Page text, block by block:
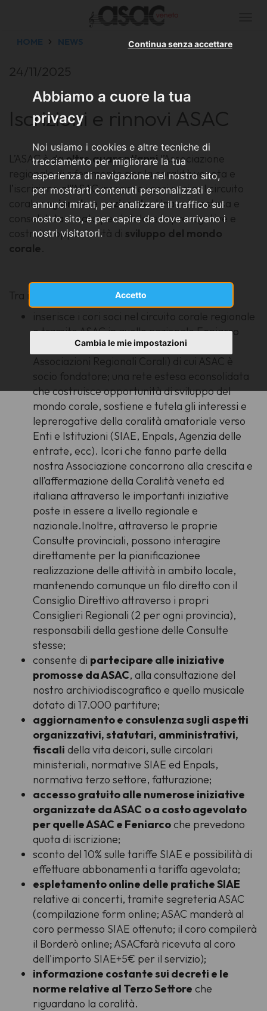
Abbiamo a cuore la tua
privacy
Noi usiamo i cookies e altre tecniche di
tracciamento per migliorare la tua
esperienza di navigazione nel nostro sito,
per mostrarti contenuti personalizzati e
annunci mirati, per analizzare il traffico sul
nostro sito, e per capire da dove arrivano i
nostri visitatori.
Accetto
Continua senza accettare
Cambia le mie impostazioni
HOME NEWS
24/11/2025
Iscrizioni e rinnovi ASAC
L’ASAC è daoltre quarant’anni l’Associazione
regionale di riferimento per la coralità veneta e
l’iscrizione all’ASAC inserisce i cori soci nel circuito
coraleregionalee nazionale. Una rete estesa e
consolidata creata per tutelare le prerogative e
costruire opportunità di sviluppo del mondo
corale
Tra i tantissimi vantaggidi essere socio ASAC:
inserisce i cori soci nel circuito corale regionale
e tramite ASAC in quello nazionale Feniarco
(FederazioneNazionale Italiana delle
Associazioni Regionali Corali) di cui ASAC è
socio fondatore; una rete estesa econsolidata
che costruisce opportunità di sviluppo del
mondo corale, sostiene e tutela gli interessi e
leprerogative della coralità amatoriale verso
Enti e Istituzioni (SIAE, Enpals, Agenzia delle
entrate, ecc). Icori che fanno parte della
nostra Associazione concorrono alla crescita e
all’affermazione della Coralità veneta ed
italiana attraverso le importanti iniziative
poste in essere a livello regionale e
nazionale.Inoltre, attraverso le proprie
Consulte provinciali, possono interagire
direttamente per la pianificazionee
realizzazione delle attività in ambito locale,
mantenendo comunque un filo diretto con il
Consiglio Direttivo attraverso i propri
Consiglieri Regionali (2 per ogni provincia),
responsabili della gestione delle Consulte
stesse;
consente di partecipare alle iniziative
promosse da ASAC, alla consultazione del
nostro archiviodiscografico e quello musicale
dotato di 17.000 partiture;
aggiornamento e consulenza sugli aspetti
organizzativi, statutari, amministrativi,
fiscali della vita deicori, sulle circolari
ministeriali, normative SIAE ed Enpals,
normativa terzo settore, fatturazione;
accesso gratuito alle numerose iniziative
organizzate da ASAC o a costo agevolato
per quelle ASAC e Feniarcoche prevedono
quota di iscrizione;
sconto del 10% sulle tariffe SIAE e possibilità di
effettuare abbonamenti a tariffa agevolata;
espletamento online delle pratiche SIAE
relative ai concerti, tramite segreteria ASAC
(compilazione form online; ASAC manderà al
coro permesso SIAE ottenuto; il coro compilerà
il Borderò online; ASACfarà ricevuta al coro
dell'importo SIAE+5€ per il servizio);
informazione costante sui decreti e le
norme relative al Terzo Settore che
riguardano la coralità.